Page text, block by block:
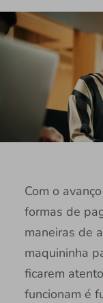
Com o
formas de
maneiras de
maquininha
ficarem
funcionam é